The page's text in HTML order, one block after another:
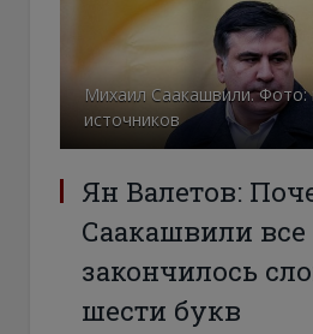
Михаил Саакашвили. Фото:
источников
Ян Валетов:
Саакашвили все
закончилось
шести букв